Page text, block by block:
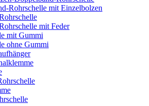
Rohrschelle mit Einzelbolzen
mit Feder
mit Gummi
ohne Gummi